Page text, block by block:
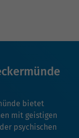
bietet
mit geistigen
psychischen